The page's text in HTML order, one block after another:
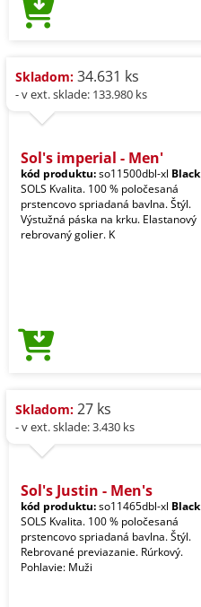
Skladom: 34.631 ks
- v ext. sklade: 133.980 ks
Sol's imperial - Men'
kód produktu:so11500dbl-xl Black
SOLS Kvalita. 100 % poločesaná
prstencovo spriadaná bavlna. Štýl.
Výstužná páska na krku. Elastanový
rebrovaný golier. K
Skladom: 27 ks
- v ext. sklade: 3.430 ks
Sol's Justin - Men's
kód produktu:so11465dbl-xl Black
SOLS Kvalita. 100 % poločesaná
prstencovo spriadaná bavlna. Štýl.
Rebrované previazanie. Rúrkový.
Pohlavie: Muži